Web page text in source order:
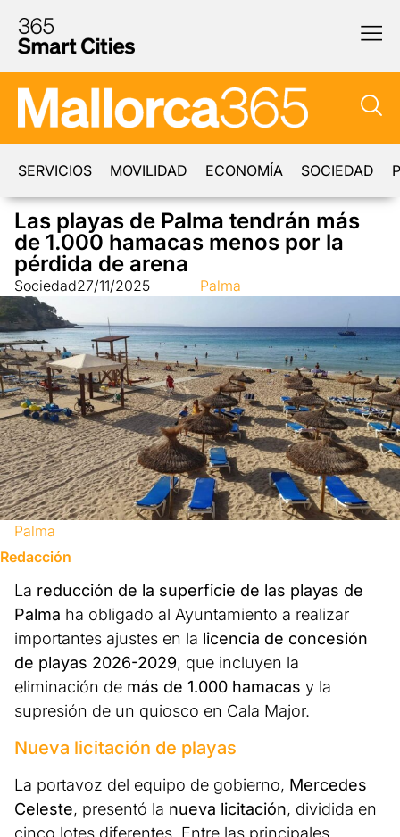
SERVICIOS MOVILIDAD ECONOMÍA SOCIEDAD
Las playas de Palma tendrán más
de 1.000 hamacas menos por la
pérdida de arena
Sociedad27/11/2025 Palma
Palma
Redacción
La reducción de la superficie de las playas de
Palma ha obligado al Ayuntamiento a realizar
importantes ajustes en la licencia de concesión
de playas 2026-2029, que incluyen la
eliminación de más de 1.000 hamacas y la
supresión de un quiosco en Cala Major.
Nueva licitación de playas
La portavoz del equipo de gobierno, Mercedes
Celeste, presentó la nueva licitación, dividida en
cinco lotes diferentes. Entre las principales